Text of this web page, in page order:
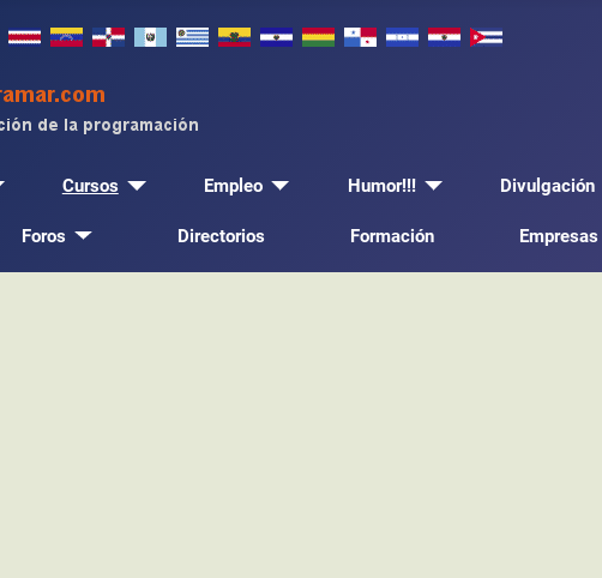
Cursos Empleo Humor!!! Divulgación
Foros Directorios Formación Empresas